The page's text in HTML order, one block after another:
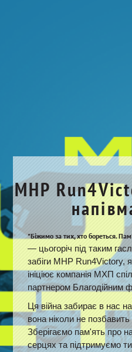
MHP
"Біжимо за тих, хто бореться.
— цьогоріч під таким
забіги MHP Run4Victory,
ініціює компанія МХП
партнером Благодійним
Ця війна забирає в нас
вона ніколи не
Зберігаємо пам'ять про
серцях та підтримуємо